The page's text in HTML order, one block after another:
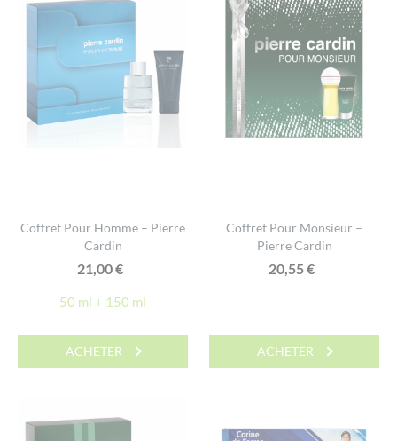
Coffret Pour Homme – Pierre
Cardin
21,00€
50 ml + 150 ml
ACHETER
Coffret Pour Monsieur –
Pierre Cardin
20,55€
ACHETER